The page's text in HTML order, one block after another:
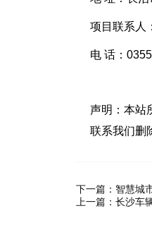
项目联系人
电 话：
声明：本站
联系我们删
下一篇： 智慧城
上一篇： 长沙车